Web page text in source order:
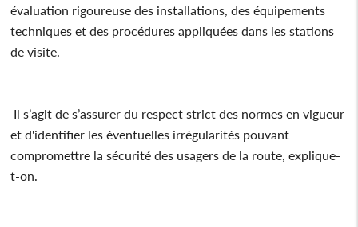
évaluation rigoureuse des installations, des équipements
techniques et des procédures appliquées dans les stations
de visite.
Il s’agit de s’assurer du respect strict des normes en vigueur
et d'identifier les éventuelles irrégularités pouvant
compromettre la sécurité des usagers de la route, explique-
t-on.